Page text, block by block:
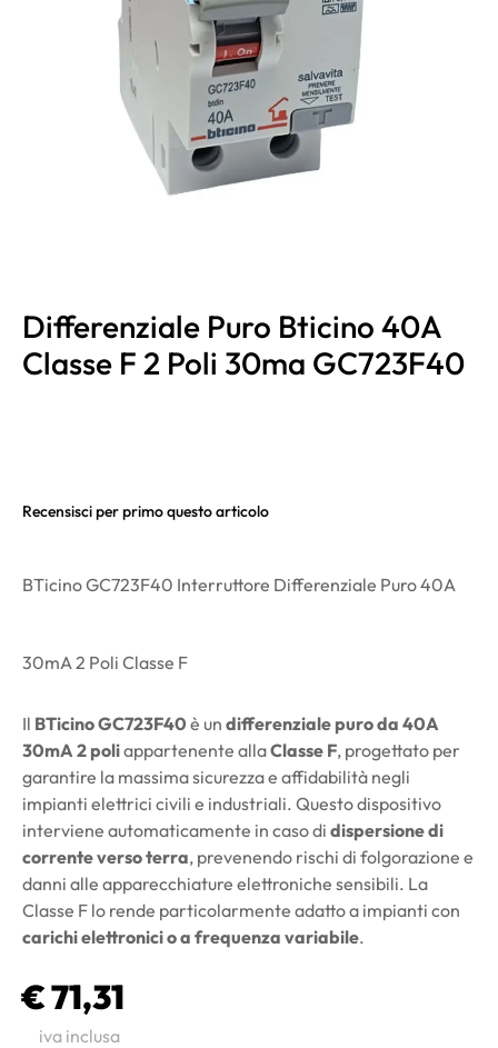
Differenziale Puro Bticino 40A
Classe F 2 Poli 30ma GC723F40
Recensisci per primo questo articolo
BTicino GC723F40 Interruttore Differenziale Puro 40A
30mA 2 Poli Classe F
Il BTicino GC723F40 è un differenziale puro da 40A
30mA 2 poliappartenente allaClasse F, progettato per
garantire la massima sicurezza e affidabilità negli
impianti elettrici civili e industriali. Questo dispositivo
interviene automaticamente in caso di dispersione di
corrente verso terra, prevenendo rischi di folgorazione e
danni alle apparecchiature elettroniche sensibili. La
Classe F lo rende particolarmente adatto a impianti con
carichi elettronici o a frequenza variabile.
€ 71,31
iva inclusa